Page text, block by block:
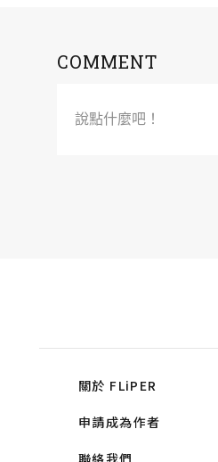
COMMENT
說點什麼吧！
關於 FLiPER
申請成為作者
聯絡我們